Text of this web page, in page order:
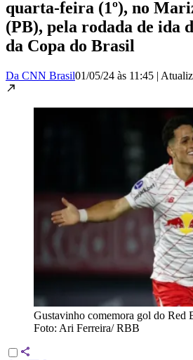
quarta-feira (1º), no
(PB), pela rodada de ida
da Copa do Brasil
Da CNN Brasil01/05/24 às 11:45 |
Gustavinho comemora gol do Red
Foto: Ari Ferreira/ RBB